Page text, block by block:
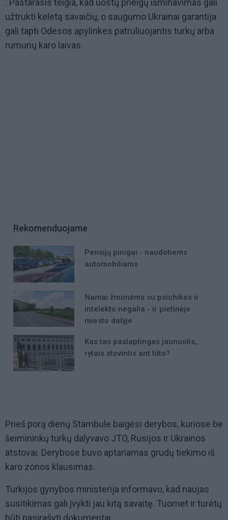
. Pastarasis teigia, kad uostų prieigų išminavimas gali
užtrukti keletą savaičių, o saugumo Ukrainai garantija
gali tapti Odesos apylinkes patruliuojantis turkų arba
rumunų karo laivas.
Rekomenduojame
Pensijų pinigai - naudotiems
automobiliams
Namai žmonėms su psichikos ir
intelekto negalia - ir pietinėje
miesto dalyje
Kas tas paslaptingas jaunuolis,
rytais stovintis ant tilto?
Prieš porą dienų Stambule baigėsi derybos, kuriose be
šeimininkų turkų dalyvavo JTO, Rusijos ir Ukrainos
atstovai. Derybose buvo aptariamas grudų tiekimo iš
karo zonos klausimas.
Turkijos gynybos ministerija informavo, kad naujas
susitikimas gali įvykti jau kitą savaitę. Tuomet ir turėtų